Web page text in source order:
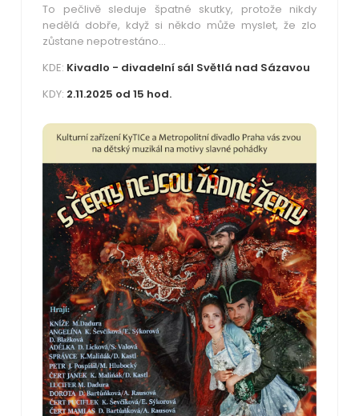
To pečlivě sleduje špatné skutky, protože nikdy
nedělá dobře, když si někdo může myslet, že zlo
zůstane nepotrestáno…
KDE: Kivadlo - divadelní sál Světlá nad Sázavou
KDY: 2.11.2025 od 15 hod.